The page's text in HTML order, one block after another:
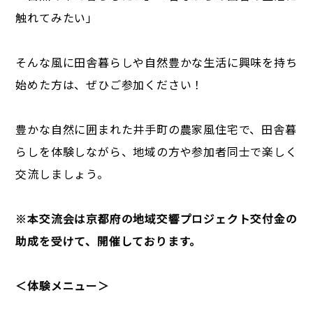
触れてみたい」
そんな風に田舎暮らしや自然豊かな生活に興味を持ち
始めた方は、ぜひご参加ください！
豊かな自然に囲まれた井手町の農家風住宅で、田舎暮
らしを体験しながら、地域の方や参加者同士で楽しく
交流しましょう。
※本交流会は京都府の地域交響プロジェクト交付金の
助成を受けて、開催しております。
＜体験メニュー＞